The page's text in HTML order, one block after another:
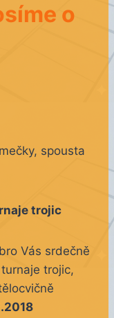
o
spousta
trojic
Vás srdečně
trojic,